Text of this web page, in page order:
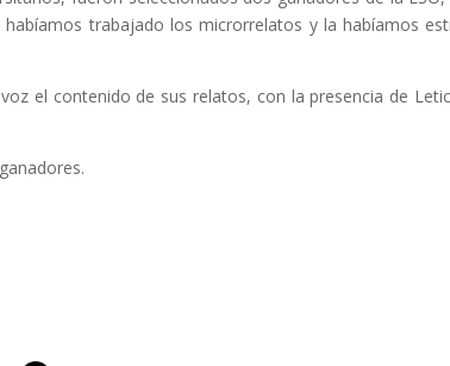
trabajado los microrrelatos y la habíamos
el contenido de sus relatos, con la presencia de